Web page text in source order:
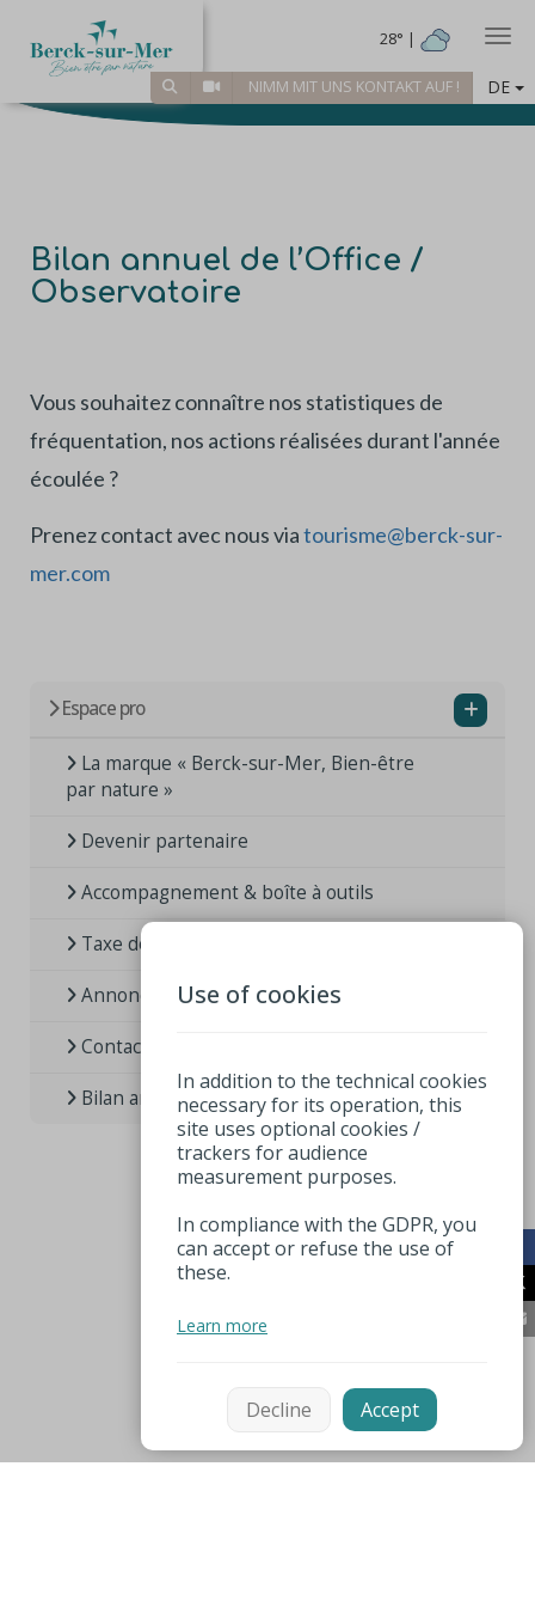
28° |
NIMM MIT UNS KONTAKT AUF ! DE
Bilan annuel de l’Office /
Observatoire
Vous souhaitez connaître nos statistiques de
fréquentation, nos actions réalisées durant l'année
écoulée ?
Prenez contact avec nous viatourisme@berck-sur-
mer.com
Espace pro
La marque « Berck-sur-Mer, Bien-être
par nature »
Devenir partenaire
Accompagnement & boîte à outils
Taxe de séjour
Annoncer un événement
Contact presse
Bilan annuel de l’Office / Observatoire
Use of cookies
In addition to the technical cookies
necessary for its operation, this
site uses optional cookies /
trackers for audience
measurement purposes.
In compliance with the GDPR, you
can accept or refuse the use of
these.
Learn more
Decline Accept